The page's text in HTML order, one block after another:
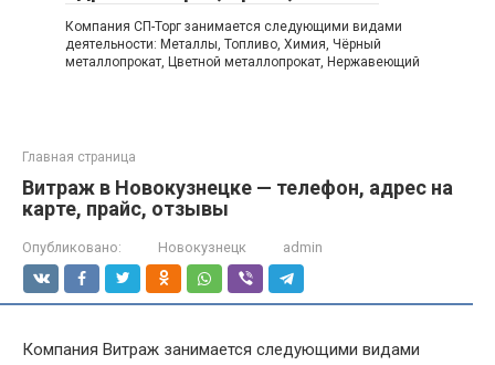
Компания СП-Торг занимается следующими видами
деятельности: Металлы, Топливо, Химия, Чёрный
металлопрокат, Цветной металлопрокат, Нержавеющий
Главная страница
Витраж в Новокузнецке — телефон, адрес на
карте, прайс, отзывы
Опубликовано: Новокузнецк admin
Компания Витраж занимается следующими видами